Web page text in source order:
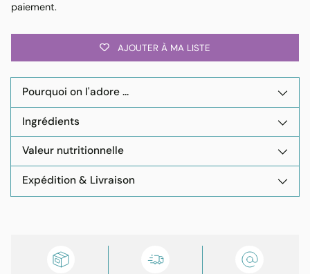
paiement.
AJOUTER À MA LISTE
Pourquoi on l'adore ...
Ingrédients
Valeur nutritionnelle
Expédition & Livraison